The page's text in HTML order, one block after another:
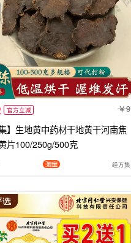
官方立减 9
集】生地黄中药材干地黄干河南焦
片100/250g/500克
经方集